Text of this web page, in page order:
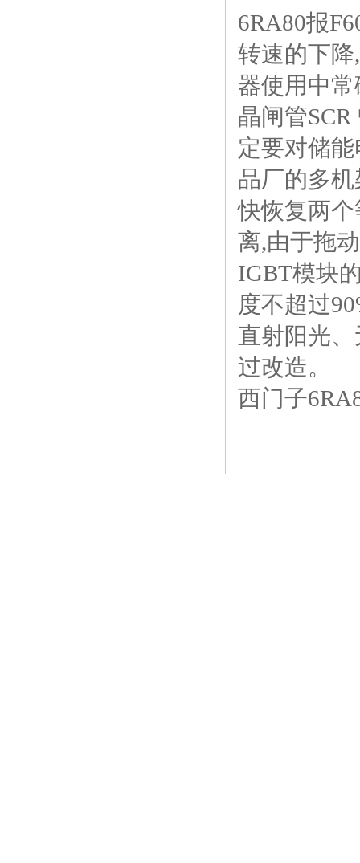
6RA80报
转速的下降
器使用中
晶闸管
定要对储
品厂的多
快恢复两个
离,由于拖
IGBT模块
度不超过
直射阳光
过改造。
西门子